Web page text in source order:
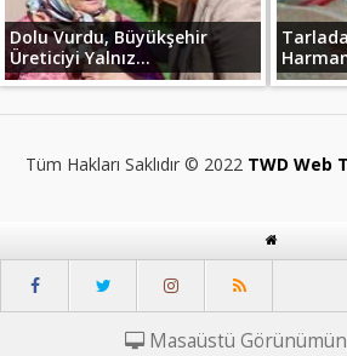
Dolu Vurdu, Büyükşehir
Üreticiyi Yalnız...
Tüm Hakları Saklıdır © 2022 TWD Web
Masaüstü